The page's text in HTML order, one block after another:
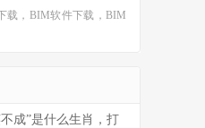
载，BIM软件下载，BIM
成”是什么生肖，打